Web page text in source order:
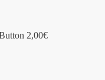
2,00€